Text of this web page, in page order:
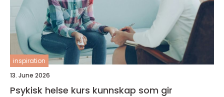
inspiration
13. June 2026
Psykisk helse kurs kunnskap som gir